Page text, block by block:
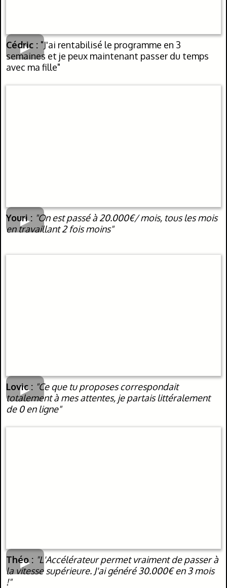
Cédric : "J'ai rentabilisé le programme en 3
semaines et je peux maintenant passer du temps
avec ma fille"
Youri : "On est passé à 20.000€/ mois, tous les mois
en travaillant 2 fois moins"
Lovic : "Ce que tu proposes correspondait
totalement à mes attentes, je partais littéralement
de 0 en ligne"
Théo : "L'Accélérateur permet vraiment de passer à
la vitesse supérieure. J'ai généré 30.000€ en 3 mois
!"